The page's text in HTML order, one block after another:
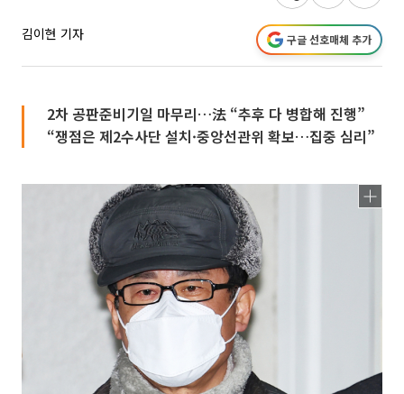
김이현 기자 구글 선호매체 추가
2차 공판준비기일 마무리…法 “추후 다 병합해 진행”
“쟁점은 제2수사단 설치·중앙선관위 확보…집중 심리”